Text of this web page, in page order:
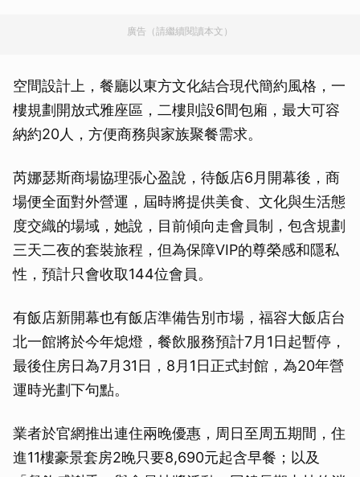
廣告（請繼續閱讀本文）
空間設計上，餐廳以東方文化結合現代簡約風格，一
樓規劃開放式雅座區，二樓則設6間包廂，最大可容
納約20人，方便商務與家族聚餐需求。
芮娜瑟斯商場協理張心盈說，待飯店6月開幕後，商
場便全面對外營運，屆時將提供美食、文化與生活態
度交織的場域，她說，目前傾向走會員制，包含規劃
三天二夜的套裝旅程，但為保障VIP的尊榮感和隱私
性，預計只會收取144位會員。
有飯店新開幕也有飯店準備告別市場，福容大飯店台
北一館將於今年熄燈，餐飲服務預計7月1日起暫停，
最後住房日為7月31日，8月1日正式封館，為20年營
運時光劃下句點。
業者於官網推出連住兩晚優惠，周日至周五期間，住
進11樓豪景套房2晚只要8,690元起含早餐；以及